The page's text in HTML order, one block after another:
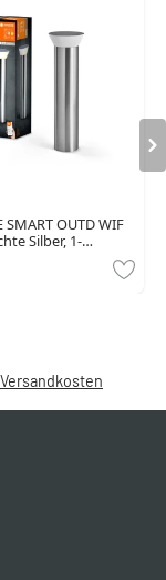
SMART OUTD WIF
Silber, 1-
Versandkosten